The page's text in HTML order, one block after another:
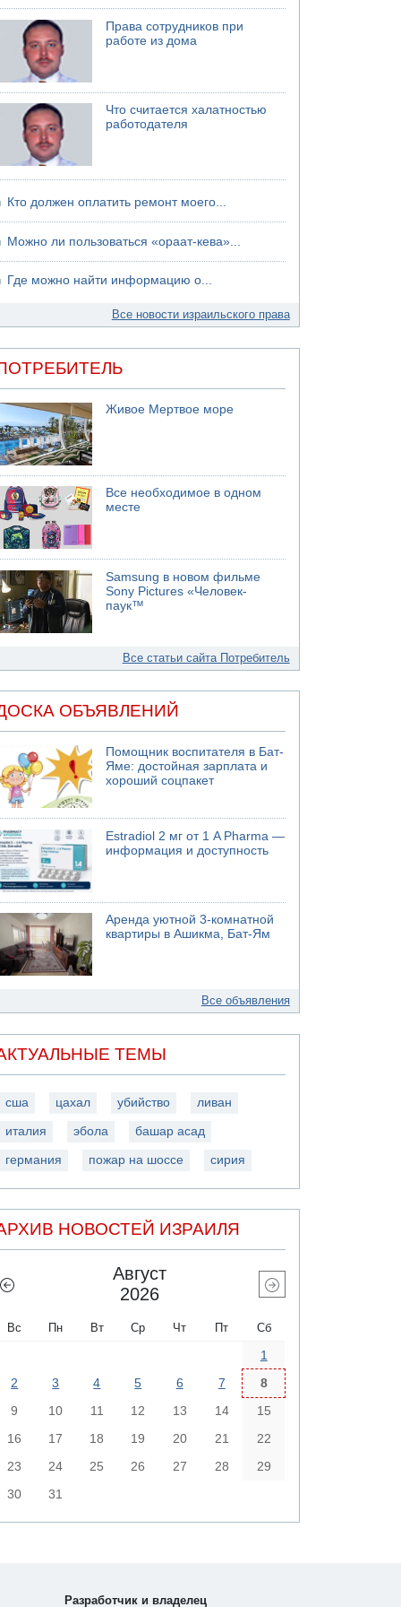
Права сотрудников при
работе из дома
Что считается халатностью
работодателя
Кто должен оплатить ремонт моего...
Можно ли пользоваться «ораат-кева»...
Где можно найти информацию о...
Все новости израильского права
Живое Мертвое море
Все необходимое в одном
месте
Samsung в новом фильме
Sony Pictures «Человек-
паук™
Все статьи сайта Потребитель
ОБЪЯВЛЕНИЙ
Помощник воспитателя в Бат-
Яме: достойная зарплата и
хороший соцпакет
Estradiol 2 мг от 1 A Pharma —
информация и доступность
Аренда уютной 3-комнатной
квартиры в Ашикма, Бат-Ям
Все объявления
ТЕМЫ
сша цахал убийство ливан
италия эбола башар асад
германия пожар на шоссе сирия
НОВОСТЕЙ ИЗРАИЛЯ
Август
2026
Вс Пн Вт Ср Чт Пт Сб
1
2
3 4 5 6 7
8
9
10 11 12 13 14
15
16
17 18 19 20 21
22
23
24 25 26 27 28
29
30
31
Разработчик и владелец